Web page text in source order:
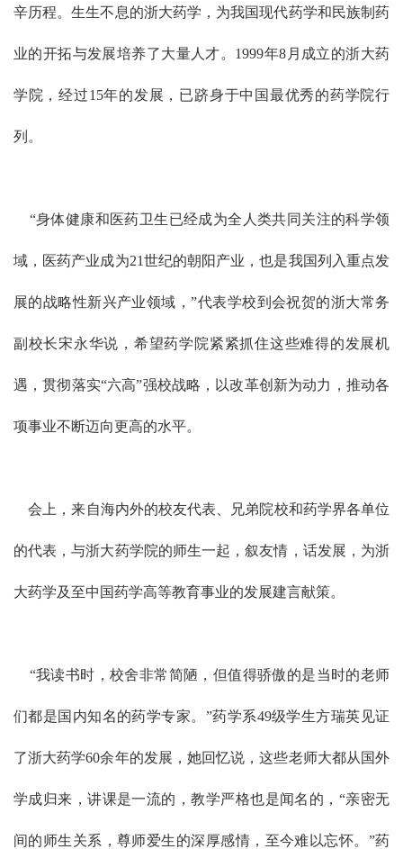
辛历程。生生不息的浙大药学，为我国现代药学和民族制药
业的开拓与发展培养了大量人才。1999年8月成立的浙大药
学院，经过15年的发展，已跻身于中国最优秀的药学院行
列。
“身体健康和医药卫生已经成为全人类共同关注的科学领
域，医药产业成为21世纪的朝阳产业，也是我国列入重点发
展的战略性新兴产业领域，”代表学校到会祝贺的浙大常务
副校长宋永华说，希望药学院紧紧抓住这些难得的发展机
遇，贯彻落实“六高”强校战略，以改革创新为动力，推动各
项事业不断迈向更高的水平。
会上，来自海内外的校友代表、兄弟院校和药学界各单位
的代表，与浙大药学院的师生一起，叙友情，话发展，为浙
大药学及至中国药学高等教育事业的发展建言献策。
“我读书时，校舍非常简陋，但值得骄傲的是当时的老师
们都是国内知名的药学专家。”药学系49级学生方瑞英见证
了浙大药学60余年的发展，她回忆说，这些老师大都从国外
学成归来，讲课是一流的，教学严格也是闻名的，“亲密无
间的师生关系，尊师爱生的深厚感情，至今难以忘怀。”药